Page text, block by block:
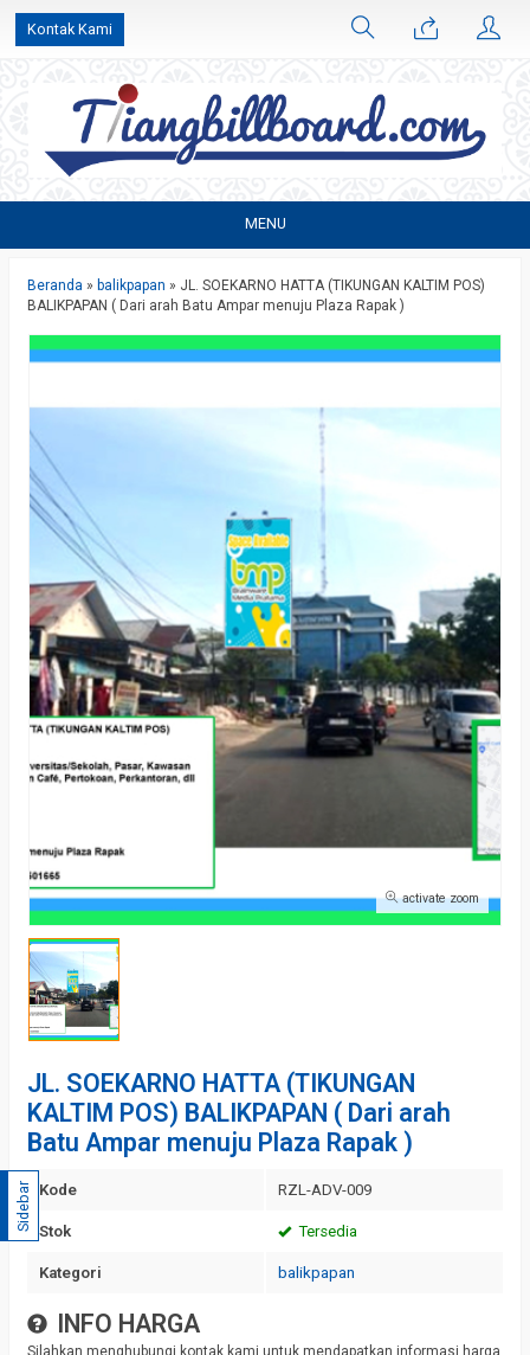
Kontak Kami
MENU
Beranda » balikpapan » JL. SOEKARNO HATTA (TIKUNGAN KALTIM POS)
BALIKPAPAN ( Dari arah Batu Ampar menuju Plaza Rapak )
activate zoom
JL. SOEKARNO HATTA (TIKUNGAN
KALTIM POS) BALIKPAPAN ( Dari arah
Batu Ampar menuju Plaza Rapak )
Kode RZL-ADV-009
Stok Tersedia
Kategori balikpapan
INFO HARGA
Silahkan menghubungi kontak kami untuk mendapatkan informasi harga
Sidebar